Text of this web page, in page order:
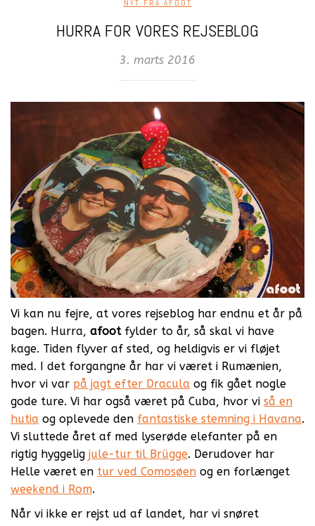
NYT FRA AFOOT
HURRA FOR VORES REJSEBLOG
3. marts 2016
Vi kan nu fejre, at vores rejseblog har endnu et år på
bagen. Hurra, afootfylder to år, så skal vi have
kage. Tiden flyver af sted, og heldigvis er vi fløjet
med. I det forgangne år har vi været i Rumænien,
hvor vi var på jagt efter Dracula og fik gået nogle
gode ture. Vi har også været på Cuba, hvor vi så en
hutia og oplevede den fantastiske stemning i Havana.
Vi sluttede året af med lyserøde elefanter på en
rigtig hyggelig jule-tur til Brügge. Derudover har
Helle været en tur ved Comosøen og en forlænget
weekend i Rom.
Når vi ikke er rejst ud af landet, har vi snøret